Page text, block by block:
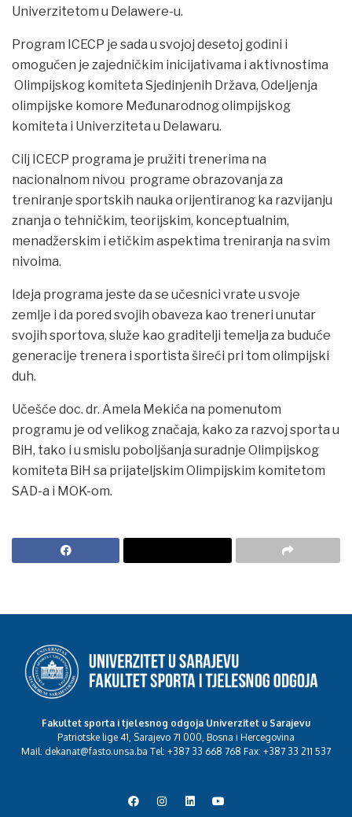
Univerzitetom u Delawere-u.
Program ICECP je sada u svojoj desetoj godini i
omogućen je zajedničkim inicijativama i aktivnostima
Olimpijskog komiteta Sjedinjenih Država, Odeljenja
olimpijske komore Međunarodnog olimpijskog
komiteta i Univerziteta u Delawaru.
Cilj ICECP programa je pružiti trenerima na
nacionalnom nivou programe obrazovanja za
treniranje sportskih nauka orijentiranog ka razvijanju
znanja o tehničkim, teorijskim, konceptualnim,
menadžerskim i etičkim aspektima treniranja na svim
nivoima.
Ideja programa jeste da se učesnici vrate u svoje
zemlje i da pored svojih obaveza kao treneri unutar
svojih sportova, služe kao graditelji temelja za buduće
generacije trenera i sportista šireći pri tom olimpijski
duh.
Učešće doc. dr. Amela Mekića na pomenutom
programu je od velikog značaja, kako za razvoj sporta u
BiH, tako i u smislu poboljšanja suradnje Olimpijskog
komiteta BiH sa prijateljskim Olimpijskim komitetom
SAD-a i MOK-om.
Fakultet sporta i tjelesnog odgoja Univerzitet u Sarajevu
Patriotske lige 41, Sarajevo 71 000, Bosna i Hercegovina
Mail: dekanat@fasto.unsa.ba Tel: +387 33 668 768 Fax: +387 33 211 537